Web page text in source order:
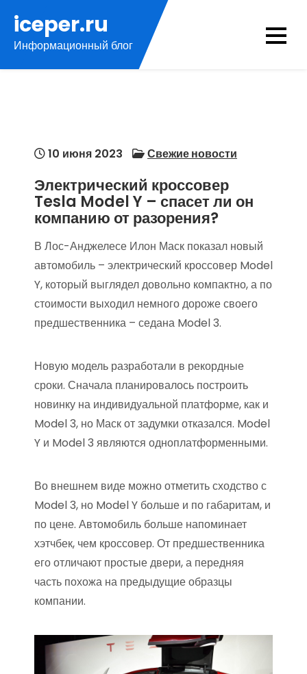
содержимому
iceper.ru
Информационный блог
10 июня 2023 Свежие новости
Электрический кроссовер
Tesla Model Y – спасет ли он
компанию от разорения?
В Лос-Анджелесе Илон Маск показал новый
автомобиль – электрический кроссовер Model
Y, который выглядел довольно компактно, а по
стоимости выходил немного дороже своего
предшественника – седана Model 3.
Новую модель разработали в рекордные
сроки. Сначала планировалось построить
новинку на индивидуальной платформе, как и
Model 3, но Маск от задумки отказался. Model
Y и Model 3 являются одноплатформенными.
Во внешнем виде можно отметить сходство с
Model 3, но Model Y больше и по габаритам, и
по цене. Автомобиль больше напоминает
хэтчбек, чем кроссовер. От предшественника
его отличают простые двери, а передняя
часть похожа на предыдущие образцы
компании.